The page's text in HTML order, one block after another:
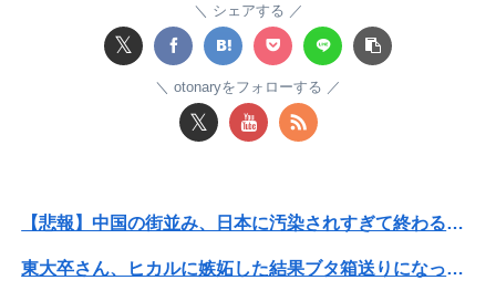
【朗報】及川光博さん（56）結婚ｗｗｗｗｗ
【後編】我が家で集まりがあった後に子供の新品クロックスが消えた。犯人のママがカバンに入れるのを見た人もいるのに相手旦那が「証拠は？」と認めない…...
シェアする
𝕏
otonaryをフォローする
𝕏
【悲報】中国の街並み、日本に汚染されすぎて終わる・・・
東大卒さん、ヒカルに嫉妬した結果ブタ箱送りになってしまう…